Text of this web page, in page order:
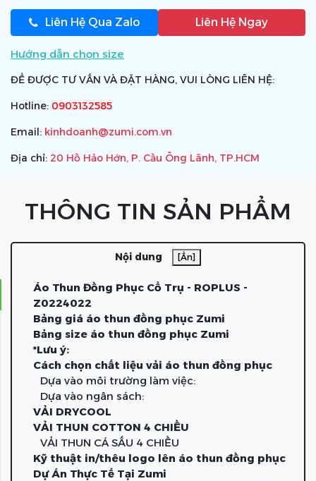
Liên Hệ Qua Zalo Liên Hệ Ngay
Hướng dẫn chọn size
ĐỂ ĐƯỢC TƯ VẤN VÀ ĐẶT HÀNG, VUI LÒNG LIÊN HỆ:
Hotline: 0903132585
Email: kinhdoanh@zumi.com.vn
Địa chỉ: 20 Hồ Hảo Hớn, P. Cầu Ông Lãnh, TP.HCM
THÔNG TIN SẢN PHẨM
Nội dung [Ẩn]
Áo Thun Đồng Phục Cổ Trụ - ROPLUS -
Z0224022
Bảng giá áo thun đồng phục Zumi
Bảng size áo thun đồng phục Zumi
*Lưu ý:
Cách chọn chất liệu vải áo thun đồng phục
Dựa vào môi trường làm việc:
Dựa vào ngân sách:
VẢI DRYCOOL
VẢI THUN COTTON 4 CHIỀU
VẢI THUN CÁ SẤU 4 CHIỀU
Kỹ thuật in/thêu logo lên áo thun đồng phục
Dự Án Thực Tế Tại Zumi